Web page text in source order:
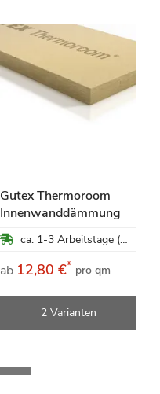
Gutex Thermoroom
Innenwanddämmung
ca. 1-3 Arbeitstage (Mo-Fr)
ab 12,80 €* pro qm
2 Varianten